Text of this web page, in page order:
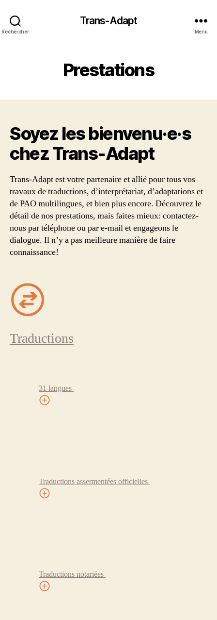
Rechercher
Trans-Adapt
Menu
Prestations
Soyez les bienvenu·e·s
chez Trans‑Adapt
Trans-Adapt est votre partenaire et allié pour tous vos
travaux de traductions, d’interprétariat, d’adaptations et
de PAO multilingues, et bien plus encore. Découvrez le
détail de nos prestations, mais faites mieux: contactez-
nous par téléphone ou par e-mail et engageons le
dialogue. Il n’y a pas meilleure manière de faire
connaissance!
Traductions
31 langues
Traductions assermentées officielles
Traductions notariées